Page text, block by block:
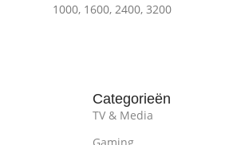
1000, 1600, 2400, 3200
Categorieën
TV & Media
Gaming